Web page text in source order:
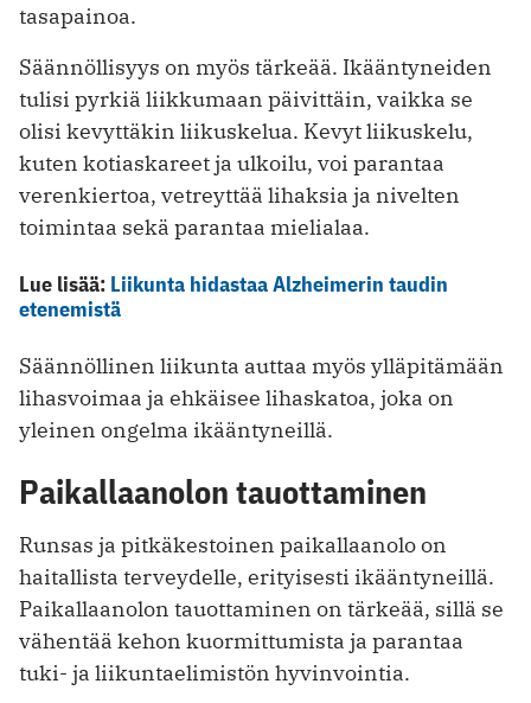
tasapainoa.
Säännöllisyys on myös tärkeää. Ikääntyneiden
tulisi pyrkiä liikkumaan päivittäin, vaikka se
olisi kevyttäkin liikuskelua. Kevyt liikuskelu,
kuten kotiaskareet ja ulkoilu, voi parantaa
verenkiertoa, vetreyttää lihaksia ja nivelten
toimintaa sekä parantaa mielialaa.
Lue lisää: Liikunta hidastaa Alzheimerin taudin
etenemistä
Säännöllinen liikunta auttaa myös ylläpitämään
lihasvoimaa ja ehkäisee lihaskatoa, joka on
yleinen ongelma ikääntyneillä.
Paikallaanolon tauottaminen
Runsas ja pitkäkestoinen paikallaanolo on
haitallista terveydelle, erityisesti ikääntyneillä.
Paikallaanolon tauottaminen on tärkeää, sillä se
vähentää kehon kuormittumista ja parantaa
tuki- ja liikuntaelimistön hyvinvointia.